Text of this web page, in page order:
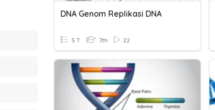
DNA Genom Replikasi DNA
5 T 7th 22